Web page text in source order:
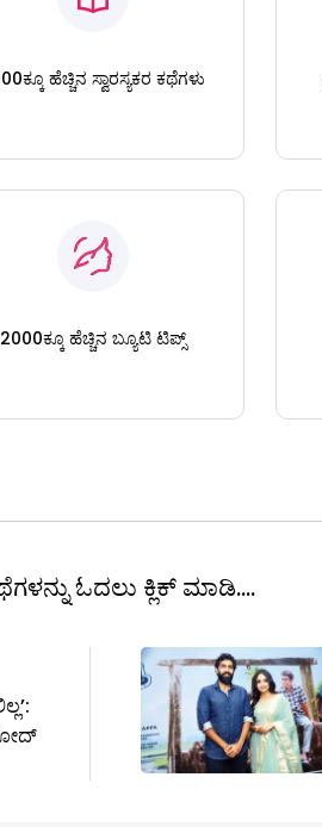
ಹೆಚ್ಚಿನ ಸ್ವಾರಸ್ಯಕರ ಕಥೆಗಳು
2000ಕ್ಕೂ ಹೆಚ್ಚಿನ ಬ್ಯೂಟಿ ಟಿಪ್ಸ್
ಓದಲು ಕ್ಲಿಕ್ ಮಾಡಿ....